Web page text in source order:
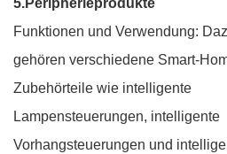
Funktionen und Verwendung:
gehören verschiedene Smart-
Zubehörteile wie intelligente
Lampensteuerungen, intelligente
Vorhangsteuerungen und